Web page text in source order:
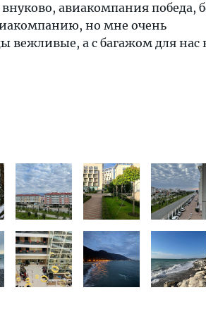
авиакомпания победа,
но мне очень
вежливые, а с багажом для нас